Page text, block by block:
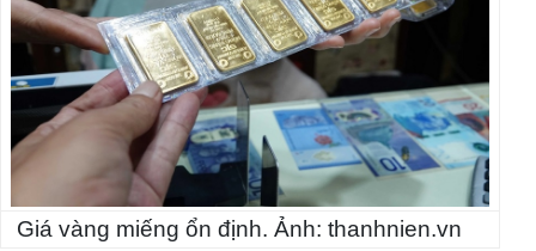
Giá vàng miếng ổn định. Ảnh: thanhnien.vn